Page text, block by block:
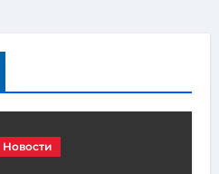
Новости